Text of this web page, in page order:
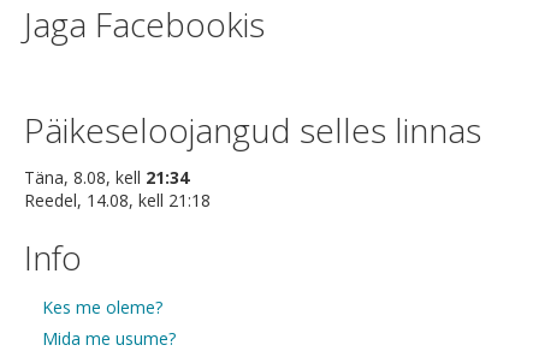
Jaga Facebookis
Päikeseloojangud selles linnas
Täna, 8.08, kell 21:34
Reedel, 14.08, kell 21:18
Info
Kes me oleme?
Mida me usume?